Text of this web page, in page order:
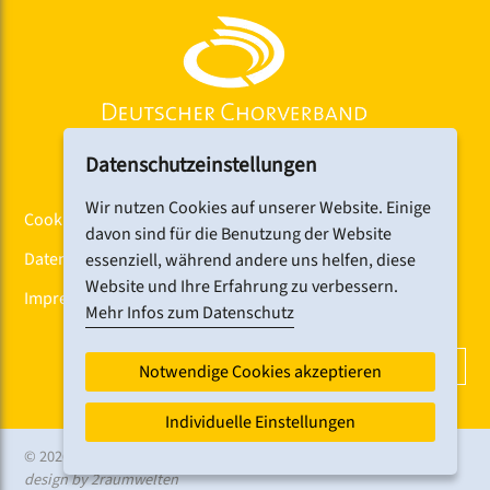
Cookiebanner
Datenschutz
Impressum
DCV-NEWSLETTER ABONNIEREN
© 2026 CHORFEST
design by 2raumwelten
Datenschutzeinstellungen
Wir nutzen Cookies auf unserer Website. Einige
davon sind für die Benutzung der Website
essenziell, während andere uns helfen, diese
Website und Ihre Erfahrung zu verbessern.
Mehr Infos zum Datenschutz
Notwendige Cookies akzeptieren
Individuelle Einstellungen